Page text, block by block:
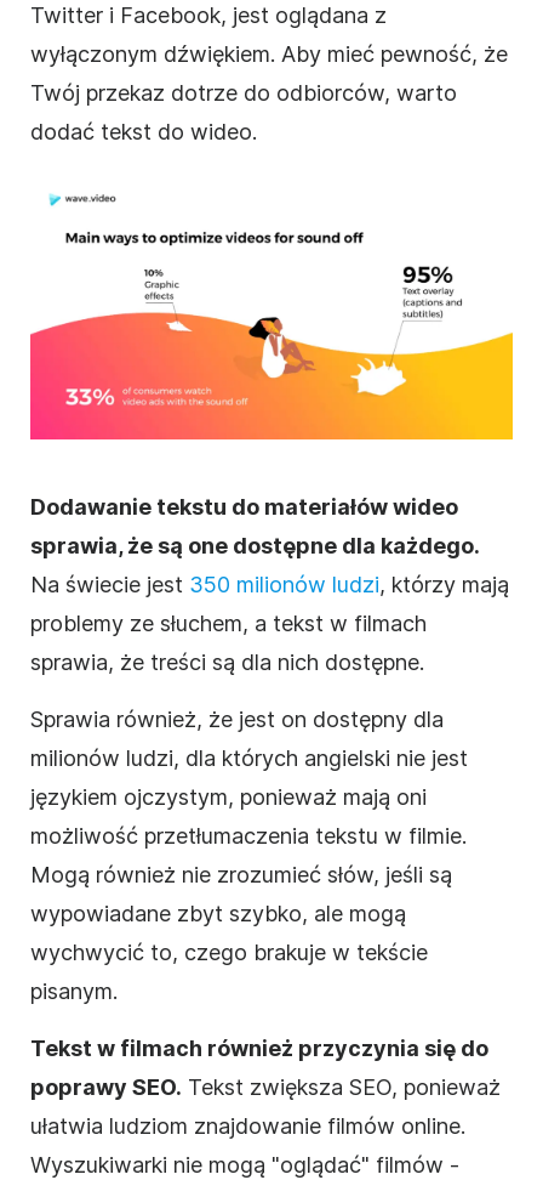
Twitter i Facebook, jest oglądana z
wyłączonym dźwiękiem. Aby mieć pewność, że
Twój przekaz dotrze do odbiorców, warto
dodać tekst do wideo.
Dodawanie tekstu do materiałówwideo
sprawia, że są one dostępne dla każdego.
Na świecie jest 350 milionów ludzi, którzy mają
problemy ze słuchem, a tekst w filmach
sprawia, że treści są dla nich dostępne.
Sprawia również, że jest on dostępny dla
milionów ludzi, dla których angielski nie jest
językiem ojczystym, ponieważ mają oni
możliwość przetłumaczenia tekstu w filmie.
Mogą również nie zrozumieć słów, jeśli są
wypowiadane zbyt szybko, ale mogą
wychwycić to, czego brakuje w tekście
pisanym.
Tekst w filmach również przyczynia się do
poprawy SEO. Tekst zwiększa SEO, ponieważ
ułatwia ludziom znajdowanie filmów online.
Wyszukiwarki nie mogą "oglądać" filmów -